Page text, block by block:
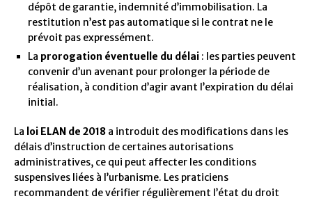
dépôt de garantie, indemnité d’immobilisation. La
restitution n’est pas automatique si le contrat ne le
prévoit pas expressément.
La prorogation éventuelle du délai : les parties peuvent
convenir d’un avenant pour prolonger la période de
réalisation, à condition d’agir avant l’expiration du délai
initial.
La loi ELAN de 2018 a introduit des modifications dans les
délais d’instruction de certaines autorisations
administratives, ce qui peut affecter les conditions
suspensives liées à l’urbanisme. Les praticiens
recommandent de vérifier régulièrement l’état du droit